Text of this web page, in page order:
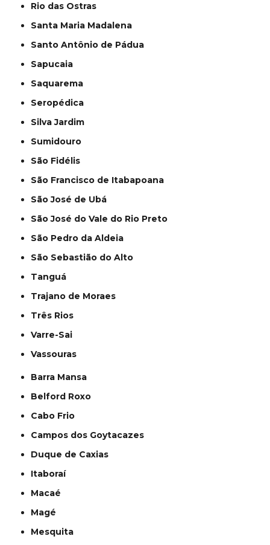
Rio das Ostras
Santa Maria Madalena
Santo Antônio de Pádua
Sapucaia
Saquarema
Seropédica
Silva Jardim
Sumidouro
São Fidélis
São Francisco de Itabapoana
São José de Ubá
São José do Vale do Rio Preto
São Pedro da Aldeia
São Sebastião do Alto
Tanguá
Trajano de Moraes
Três Rios
Varre-Sai
Vassouras
Barra Mansa
Belford Roxo
Cabo Frio
Campos dos Goytacazes
Duque de Caxias
Itaboraí
Macaé
Magé
Mesquita